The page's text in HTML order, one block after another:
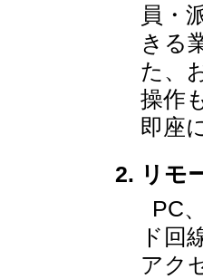
員・
きる
た、
操作
即座
リモ
PC
ド回
アク